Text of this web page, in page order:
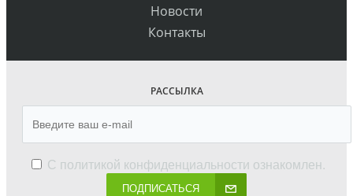
Новости
Контакты
РАССЫЛКА
С политикой конфиденциальности ознакомлен.
ПОДПИСАТЬСЯ